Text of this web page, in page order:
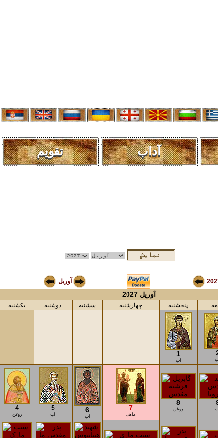
تقویم آداب
آوریل
آوریل 2027
یکشنبه دوشنبه سشنبه چهارشنبه پنجشنبه
1
آب
4
روغن
5
آب
6
آب
7
ماهی
8
روغن